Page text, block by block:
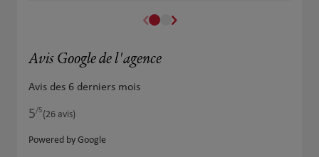
Avis Google de l'agence
Avis des 6 derniers mois
5/5Note de 5 sur 5
(26 avis)
Powered by Google